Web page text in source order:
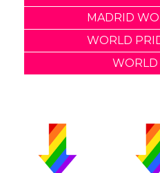
MADRID
WORLD
WORLD